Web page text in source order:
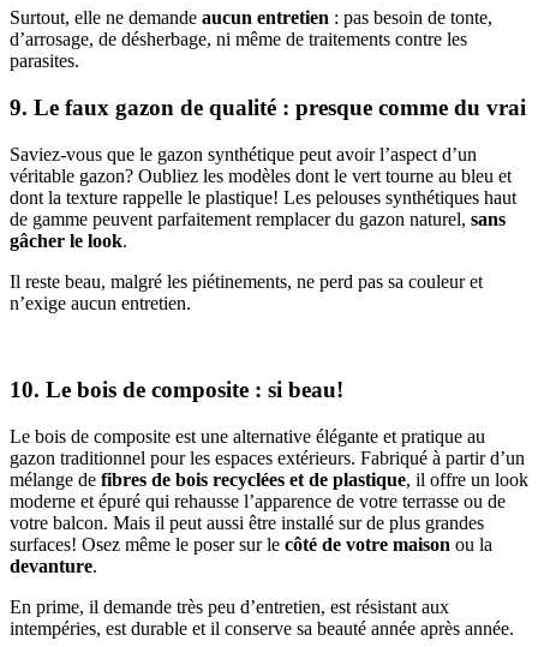
Surtout, elle ne demande aucun entretien : pas besoin de tonte,
d’arrosage, de désherbage, ni même de traitements contre les
parasites.
9. Le faux gazon de qualité : presque comme du vrai
Saviez-vous que le gazon synthétique peut avoir l’aspect d’un
véritable gazon? Oubliez les modèles dont le vert tourne au bleu et
dont la texture rappelle le plastique! Les pelouses synthétiques haut
de gamme peuvent parfaitement remplacer du gazon naturel, sans
gâcher le look.
Il reste beau, malgré les piétinements, ne perd pas sa couleur et
n’exige aucun entretien.
10. Le bois de composite : si beau!
Le bois de composite est une alternative élégante et pratique au
gazon traditionnel pour les espaces extérieurs. Fabriqué à partir d’un
mélange de fibres de bois recyclées et de plastique, il offre un look
moderne et épuré qui rehausse l’apparence de votre terrasse ou de
votre balcon. Mais il peut aussi être installé sur de plus grandes
surfaces! Osez même le poser sur le côté de votre maison ou la
devanture.
En prime, il demande très peu d’entretien, est résistant aux
intempéries, est durable et il conserve sa beauté année après année.